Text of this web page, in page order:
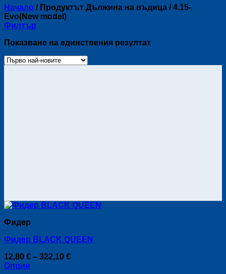
Начало /Продуктът Дължина на въдица /4.15-
Evo(New model)
Филтър
Показване на единствения резултат
Фидер
Фидер BLACK QUEEN
12,80 € – 322,10 €Price
Опции